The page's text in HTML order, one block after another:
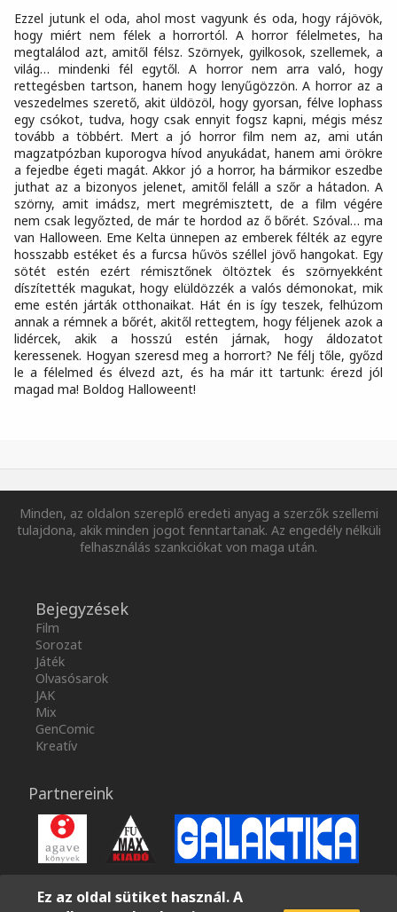
Ezzel jutunk el oda, ahol most vagyunk és oda, hogy rájövök,
hogy miért nem félek a horrortól. A horror félelmetes, ha
megtalálod azt, amitől félsz. Szörnyek, gyilkosok, szellemek, a
világ… mindenki fél egytől. A horror nem arra való, hogy
rettegésben tartson, hanem hogy lenyűgözzön. A horror az a
veszedelmes szerető, akit üldözöl, hogy gyorsan, félve lophass
egy csókot, tudva, hogy csak ennyit fogsz kapni, mégis mész
tovább a többért. Mert a jó horror film nem az, ami után
magzatpózban kuporogva hívod anyukádat, hanem ami örökre
a fejedbe égeti magát. Akkor jó a horror, ha bármikor eszedbe
juthat az a bizonyos jelenet, amitől feláll a szőr a hátadon. A
szörny, amit imádsz, mert megrémisztett, de a film végére
nem csak legyőzted, de már te hordod az ő bőrét. Szóval… ma
van Halloween. Eme Kelta ünnepen az emberek félték az egyre
hosszabb estéket és a furcsa hűvös széllel jövő hangokat. Egy
sötét estén ezért rémisztőnek öltöztek és szörnyekként
díszítették magukat, hogy elüldözzék a valós démonokat, mik
eme estén járták otthonaikat. Hát én is így teszek, felhúzom
annak a rémnek a bőrét, akitől rettegtem, hogy féljenek azok a
lidércek, akik a hosszú estén járnak, hogy áldozatot
keressenek. Hogyan szeresd meg a horrort? Ne félj tőle, győzd
le a félelmed és élvezd azt, és ha már itt tartunk: érezd jól
magad ma! Boldog Halloweent!
Minden, az oldalon szereplő eredeti anyag a szerzők szellemi
tulajdona, akik minden jogot fenntartanak. Az engedély nélküli
felhasználás szankciókat von maga után.
Bejegyzések
Film
Sorozat
Játék
Olvasósarok
JAK
Mix
GenComic
Kreatív
Partnereink
Ez az oldal sütiket használ. A